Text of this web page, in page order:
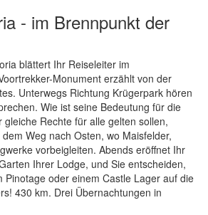
- im Brennpunkt der
blättert Ihr Reiseleiter im
Monument erzählt von der
Unterwegs Richtung Krügerpark hören
Wie ist seine Bedeutung für die
gleiche Rechte für alle gelten sollen,
Weg nach Osten, wo Maisfelder,
vorbeigleiten. Abends eröffnet Ihr
Ihrer Lodge, und Sie entscheiden,
Pinotage oder einem Castle Lager auf die
430 km. Drei Übernachtungen in